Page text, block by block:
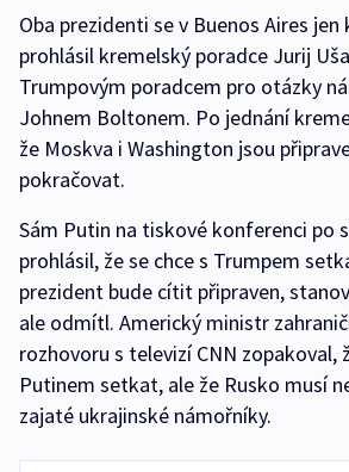
Oba prezidenti se v Buenos Aires
prohlásil kremelský poradce Jurij
Trumpovým poradcem pro otázky
Johnem Boltonem. Po jednání
že Moskva i Washington jsou
pokračovat.
Sám Putin na tiskové konferenci po
prohlásil, že se chce s Trumpem
prezident bude cítit připraven,
ale odmítl. Americký ministr
rozhovoru s televizí CNN zopakoval,
Putinem setkat, ale že Rusko musí
zajaté ukrajinské námořníky.